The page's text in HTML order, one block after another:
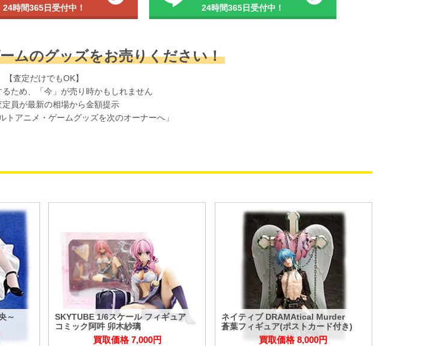
24時間365日受付中！ 24時間365日受付中！
ムのグッズをお売りください！
【査定だけでもOK】
ため、「今」が売り時かもしれません
定員が最新の相場から金額提示
トアニメ・ゲームグッズを次のオーナーへ」
～
SKYTUBE 1/6スケール フィギュア
コミック阿吽 卯木紗璃
買取価格 7,000円
ネイティブ DRAMAtical Murder
蒼葉フィギュア(ポストカード付き)
買取価格 8,000円